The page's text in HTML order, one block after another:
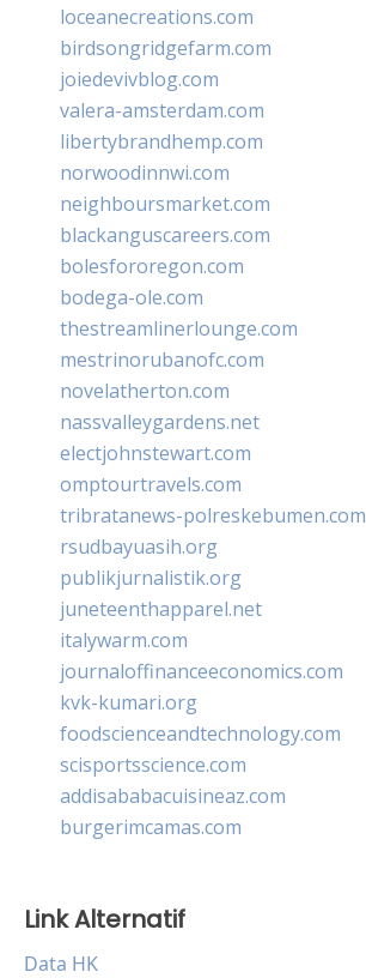
loceanecreations.com
birdsongridgefarm.com
joiedevivblog.com
valera-amsterdam.com
libertybrandhemp.com
norwoodinnwi.com
neighboursmarket.com
blackanguscareers.com
bolesfororegon.com
bodega-ole.com
thestreamlinerlounge.com
mestrinorubanofc.com
novelatherton.com
nassvalleygardens.net
electjohnstewart.com
omptourtravels.com
tribratanews-polreskebumen.com
rsudbayuasih.org
publikjurnalistik.org
juneteenthapparel.net
italywarm.com
journaloffinanceeconomics.com
kvk-kumari.org
foodscienceandtechnology.com
scisportsscience.com
addisababacuisineaz.com
burgerimcamas.com
Link Alternatif
Data HK